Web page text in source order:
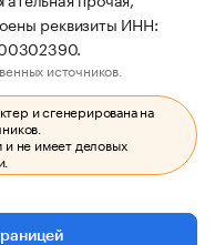
реквизиты ИНН:
источников.
и сгенерирована на
и не имеет деловых